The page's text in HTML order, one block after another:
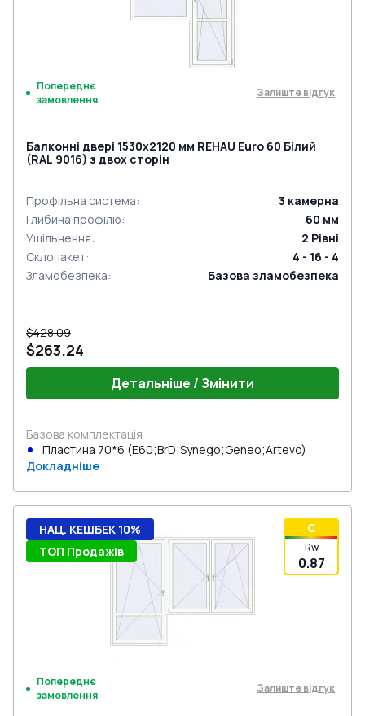
Попереднє
замовлення
Залиште відгук
Балконні двері 1530x2120 мм REHAU Euro 60 Білий
(RAL 9016) з двох сторін
Профільна система: 3 камерна
Глибина профілю: 60 мм
Ущільнення: 2 Рівні
Склопакет:
4 - 16 - 4
Зламобезпека: Базова зламобезпека
$428.09
$263.24
Детальніше / Змінити
Базова комплектація
Пластина 70*6 (E60;BrD;Synego;Geneo;Artevo)
Докладніше
C
Rw
0.87
НАЦ. КЕШБЕК 10%
ТОП Продажів
Попереднє
замовлення
Залиште відгук